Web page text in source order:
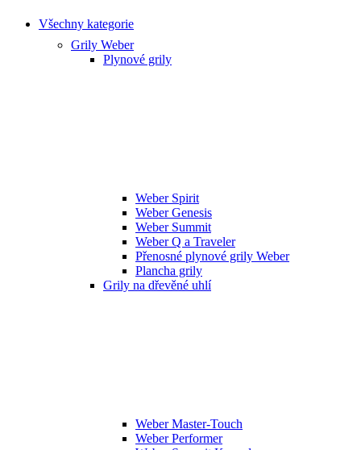
Všechny kategorie
Grily Weber
Plynové grily
Weber Spirit
Weber Genesis
Weber Summit
Weber Q a Traveler
Přenosné plynové grily Weber
Plancha grily
Grily na dřevěné uhlí
Weber Master-Touch
Weber Performer